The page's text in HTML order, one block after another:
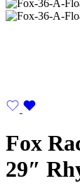
Fox
29″